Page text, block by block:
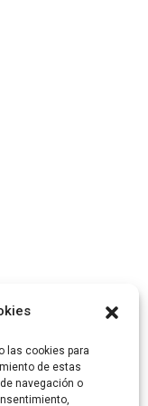
las cookies para
de estas
navegación o